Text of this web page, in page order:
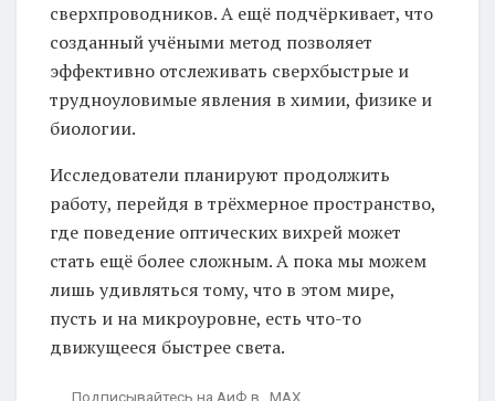
сверхпроводников. А ещё подчёркивает, что
созданный учёными метод позволяет
эффективно отслеживать сверхбыстрые и
трудноуловимые явления в химии, физике и
биологии.
Исследователи планируют продолжить
работу, перейдя в трёхмерное пространство,
где поведение оптических вихрей может
стать ещё более сложным. А пока мы можем
лишь удивляться тому, что в этом мире,
пусть и на микроуровне, есть что-то
движущееся быстрее света.
Подписывайтесь на АиФ в MAX